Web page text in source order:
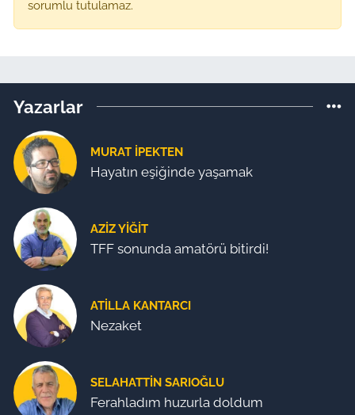
sorumlu tutulamaz.
Yazarlar
MURAT İPEKTEN
Hayatın eşiğinde yaşamak
AZIZ YIĞIT
TFF sonunda amatörü bitirdi!
ATILLA KANTARCI
Nezaket
SELAHATTIN SARIOĞLU
Ferahladım huzurla doldum